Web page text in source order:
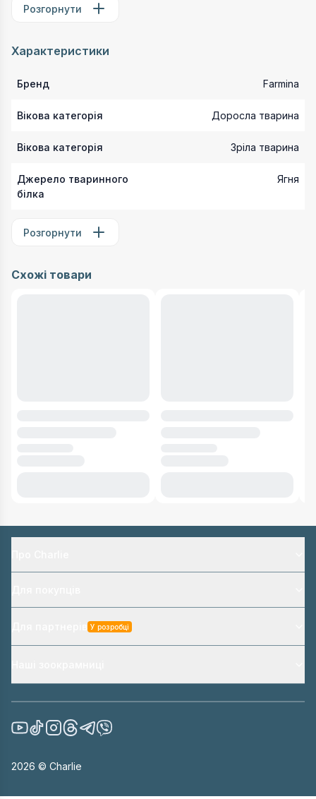
Розгорнути
Характеристики
Бренд Farmina
Вікова категорія Доросла тварина
Вікова категорія Зріла тварина
Джерело тваринного
білка
Ягня
Розгорнути
Схожі товари
У розробці
2026 © Charlie